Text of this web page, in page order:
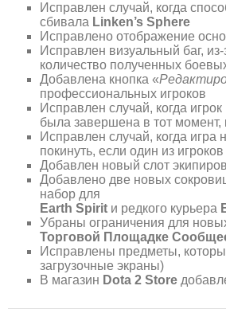
Исправлен случай, когда
сбивала Linken’s Sphere
Исправлено отображение
Исправлен визуальный баг,
количество полученных
Добавлена кнопка «
профессиональных игроков
Исправлен случай, когда
была завершена в тот момент,
Исправлен случай, когда игра
покинуть, если один из
Добавлен новый слот
Добавлено две новых
набор для
Earth Spirit и редкого курьера
Убраны ограничения для
Торговой Площадке
Исправлены предметы,
загрузочные экраны)
В магазин Dota 2 Store